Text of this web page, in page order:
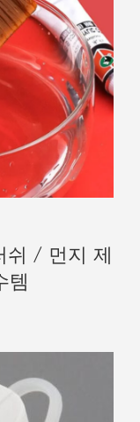
쉬 / 먼지 제
템